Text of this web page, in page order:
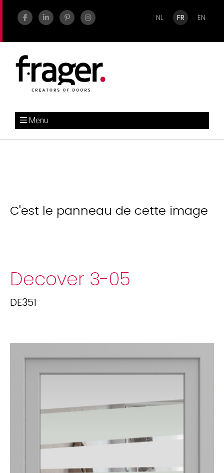
NL FR EN
Menu
C'est le panneau de cette image
Decover 3-05
DE351